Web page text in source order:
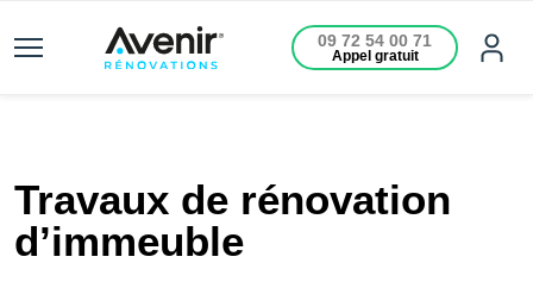
09 72 54 00 71
Appel gratuit
Travaux de rénovation
d’immeuble